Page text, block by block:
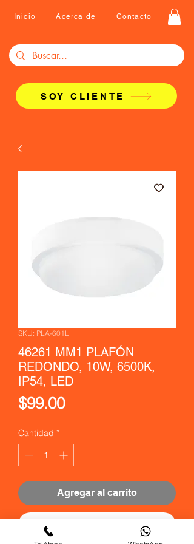
Inicio Acerca de Contacto
SOY CLIENTE
SKU: PLA-601L
46261 MM1 PLAFÓN
REDONDO, 10W, 6500K,
IP54, LED
$99.00Precio
Cantidad *
Agregar al carrito